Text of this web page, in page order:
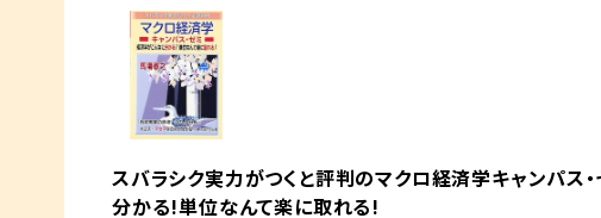
スバラシク実力がつくと評判のマクロ経済学キャンパス
分かる!単位なんて楽に取れる!